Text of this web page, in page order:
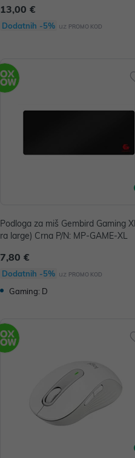
13,00 €
Dodatnih -5% uz PROMO KOD
Podloga za miš Gembird Gaming
ra large) Crna P/N: MP-GAME-XL
7,80 €
Dodatnih -5% uz PROMO KOD
Gaming: D